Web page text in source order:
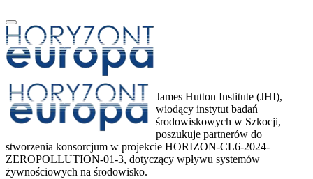
James Hutton Institute (JHI),
wiodący instytut badań
środowiskowych w Szkocji,
poszukuje partnerów do
stworzenia konsorcjum w projekcie HORIZON-CL6-2024-
ZEROPOLLUTION-01-3, dotyczący wpływu systemów
żywnościowych na środowisko.